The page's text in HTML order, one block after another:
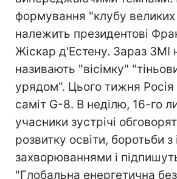
формування "клубу
належить президентові
Жіскар д'Естену. Зараз ЗМІ
називають "вісімку"
урядом". Цього тижня
саміт G-8. В неділю, 16-го
учасники зустрічі
розвитку освіти, боротьби з
захворюваннями і
"Глобальна енергетична